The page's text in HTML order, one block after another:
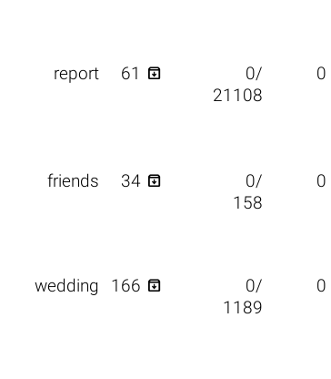
report 61 
0/
21108
0
friends 34 
0/
158
0
wedding 166 
0/
1189
0